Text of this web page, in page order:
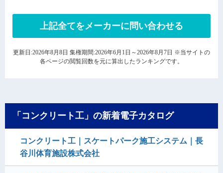
上記全てをメーカーに問い合わせる
更新日:2026年8月8日 集権期間:2026年6月1日～2026年8月7日 ※当サイトの
各ページの閲覧回数を元に算出したランキングです。
「コンクリート工」の新着電子カタログ
コンクリート工｜スケートパーク施工システム｜長
谷川体育施設株式会社